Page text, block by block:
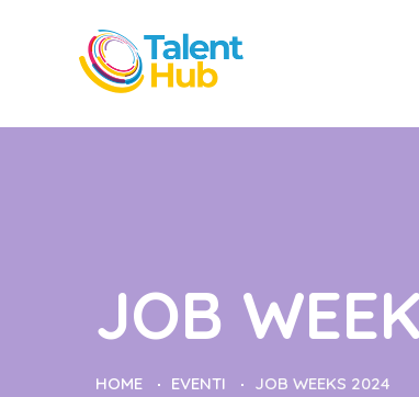
JOB
HOME EVENTI JOB WEEKS 2024